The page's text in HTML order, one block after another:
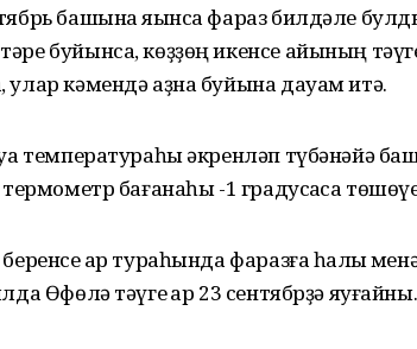
башына яҡынса фараз билдәле
буйынса, көҙҙөң икенсе айының
кәмендә аҙна буйына дауам итә.
температураһы әкренләп түбәнәйә
бағанаһы -1 градусҡаса
ҡар тураһында фаразға һаҡлыҡ
Өфөлә тәүге ҡар 23 сентябрҙә яуғайны.